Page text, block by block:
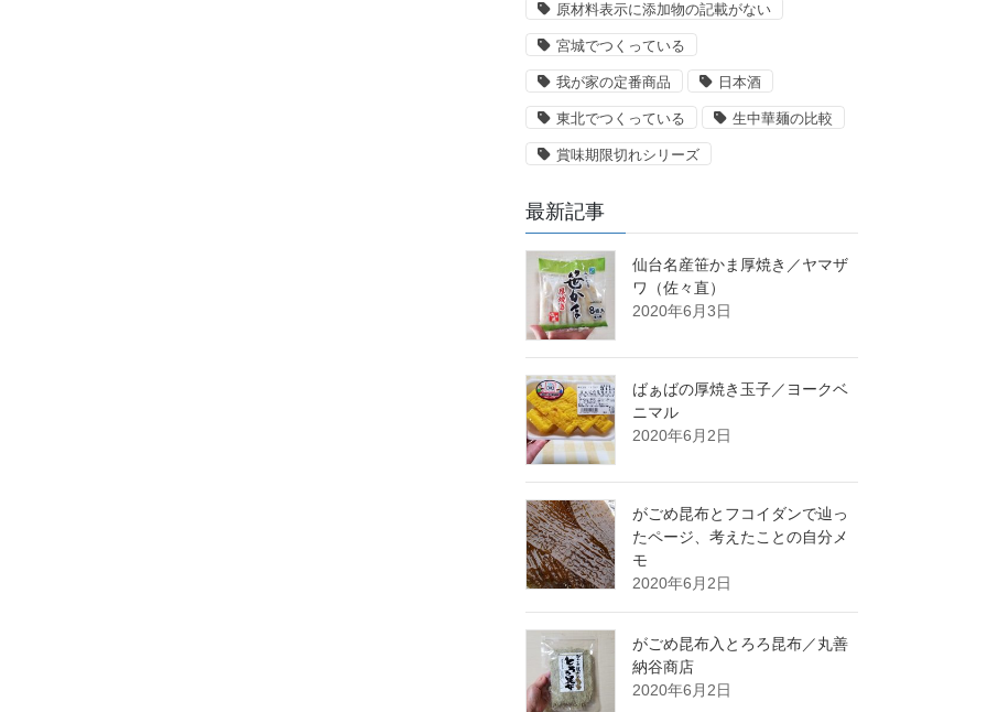
原材料表示に添加物の記載がない
宮城でつくっている
我が家の定番商品 日本酒
東北でつくっている 生中華麺の比較
賞味期限切れシリーズ
最新記事
仙台名産笹かま厚焼き／ヤマザ
ワ（佐々直）
2020年6月3日
ばぁばの厚焼き玉子／ヨークベ
ニマル
2020年6月2日
がごめ昆布とフコイダンで辿っ
たページ、考えたことの自分メ
モ
2020年6月2日
がごめ昆布入とろろ昆布／丸善
納谷商店
2020年6月2日